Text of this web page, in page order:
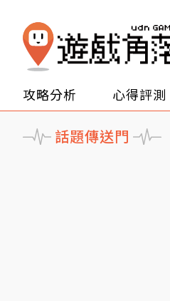
攻略分析 心得評測
話題傳送門